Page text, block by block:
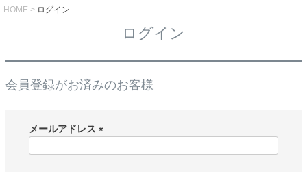
HOME ログイン
ログイン
会員登録がお済みのお客様
メールアドレス